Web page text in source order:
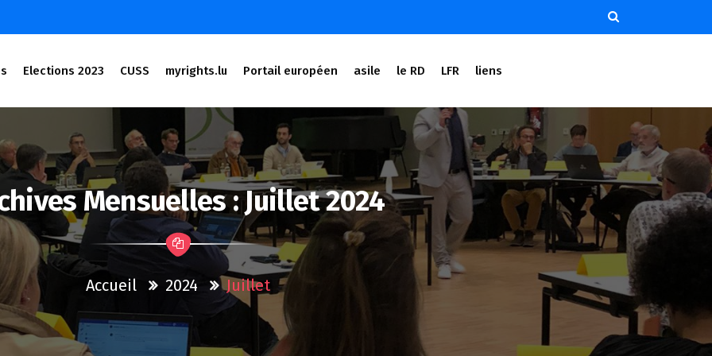
Elections 2023 CUSS myrights.lu Portail européen asile le RD LFR liens
Mensuelles : Juillet 2024
Accueil 2024 Juillet